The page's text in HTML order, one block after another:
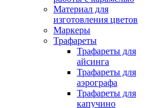
Материал для
изготовления цветов
Маркеры
Трафареты
Трафареты для
айсинга
Трафареты для
аэрографа
Трафареты для
капучино